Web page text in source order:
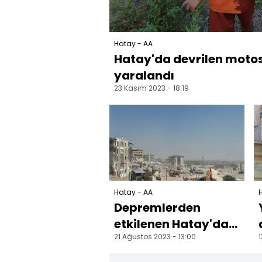
Hatay - AA
Hatay'da devrilen
yaralandı
23 Kasım 2023 - 18:19
Hatay - AA
Depremlerden
etkilenen Hatay'da
ağır hasarlı
21 Ağustos 2023 - 13:00